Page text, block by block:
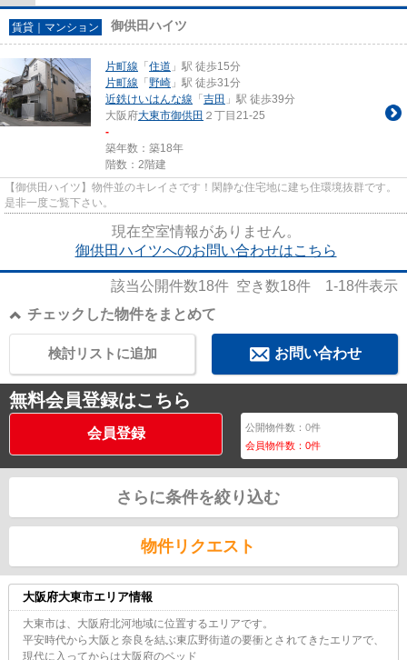
賃貸｜マンション 御供田ハイツ
片町線 「 住道 」駅 徒歩15分
片町線 「 野崎 」駅 徒歩31分
近鉄けいはんな線 「 吉田 」駅 徒歩39分
大阪府大東市御供田 ２丁目21-25
-
築年数：築18年
階数：2階建
【御供田ハイツ】物件並のキレイさです！閑静な住宅地に建ち住環境抜群です。
是非一度ご覧下さい。
現在空室情報がありません。
御供田ハイツへのお問い合わせはこちら
該当公開件数18件 空き数18件 1-18件表示
チェックした物件をまとめて
お問い合わせ
検討リストに追加
無料会員登録はこちら
会員登録 公開物件数：0件
会員物件数：0件
さらに条件を絞り込む
物件リクエスト
大阪府大東市エリア情報
大東市は、大阪府北河地域に位置するエリアです。
平安時代から大阪と奈良を結ぶ東広野街道の要衝とされてきたエリアで、
現代に入ってからは大阪府のベッド